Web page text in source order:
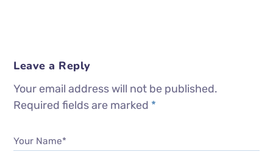
Leave a Reply
Your email address will not be published.
Required fields are marked *
Your Name*